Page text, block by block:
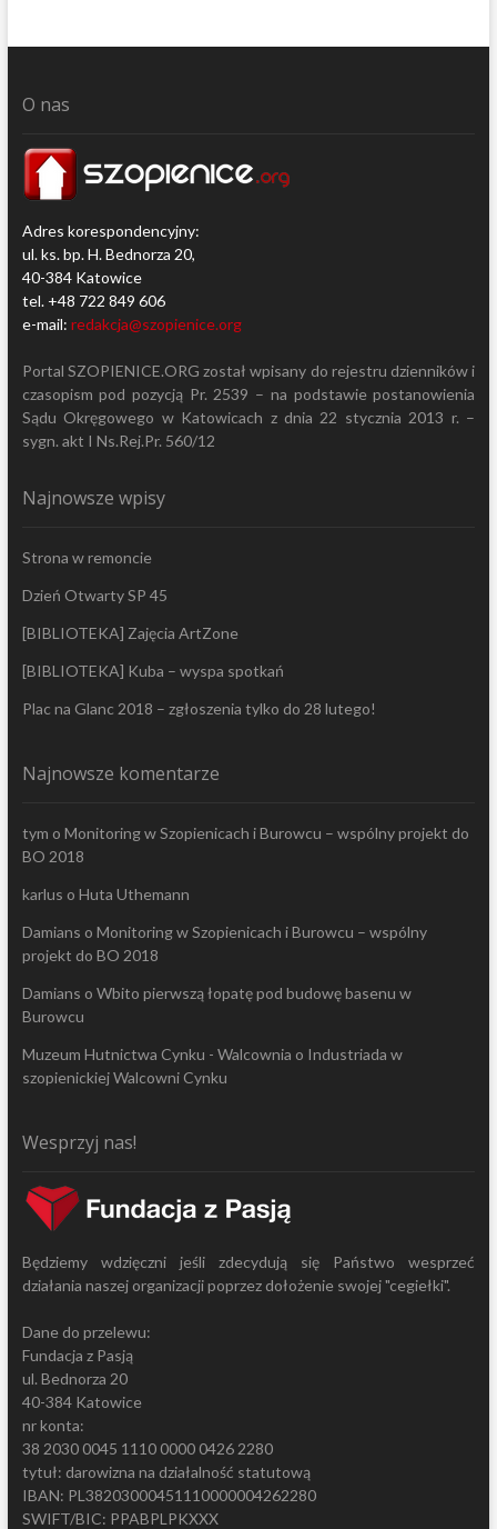
O nas
Adres korespondencyjny:
ul. ks. bp. H. Bednorza 20,
40-384 Katowice
tel. +48 722 849 606
e-mail: redakcja@szopienice.org
Portal SZOPIENICE.ORG został wpisany do rejestru dzienników i
czasopism pod pozycją Pr. 2539 – na podstawie postanowienia
Sądu Okręgowego w Katowicach z dnia 22 stycznia 2013 r. –
sygn. akt I Ns.Rej.Pr. 560/12
Najnowsze wpisy
Strona w remoncie
Dzień Otwarty SP 45
[BIBLIOTEKA] Zajęcia ArtZone
[BIBLIOTEKA] Kuba – wyspa spotkań
Plac na Glanc 2018 – zgłoszenia tylko do 28 lutego!
Najnowsze komentarze
tym o Monitoring w Szopienicach i Burowcu – wspólny projekt do
BO 2018
karlus o Huta Uthemann
Damians o Monitoring w Szopienicach i Burowcu – wspólny
projekt do BO 2018
Damians o Wbito pierwszą łopatę pod budowę basenu w
Burowcu
Muzeum Hutnictwa Cynku - Walcownia o Industriada w
szopienickiej Walcowni Cynku
Wesprzyj nas!
Będziemy wdzięczni jeśli zdecydują się Państwo wesprzeć
działania naszej organizacji poprzez dołożenie swojej "cegiełki".
Dane do przelewu:
Fundacja z Pasją
ul. Bednorza 20
40-384 Katowice
nr konta:
38 2030 0045 1110 0000 0426 2280
tytuł: darowizna na działalność statutową
IBAN: PL38203000451110000004262280
SWIFT/BIC: PPABPLPKXXX